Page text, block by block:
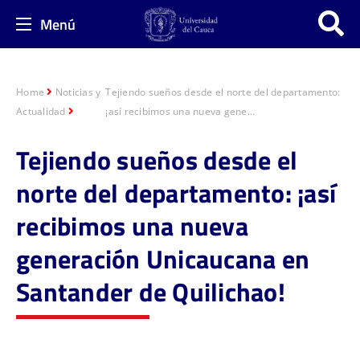
Menú
Home
Noticias y
Actualidad
Tejiendo sueños desde el norte del departamento:
¡así recibimos una nueva gene...
Tejiendo sueños desde el
norte del departamento: ¡así
recibimos una nueva
generación Unicaucana en
Santander de Quilichao!